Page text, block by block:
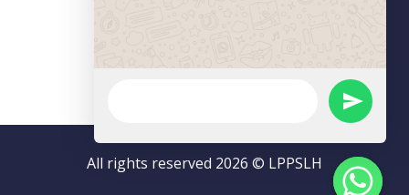
Artikel
All rights reserved 2026 © LPPSLH